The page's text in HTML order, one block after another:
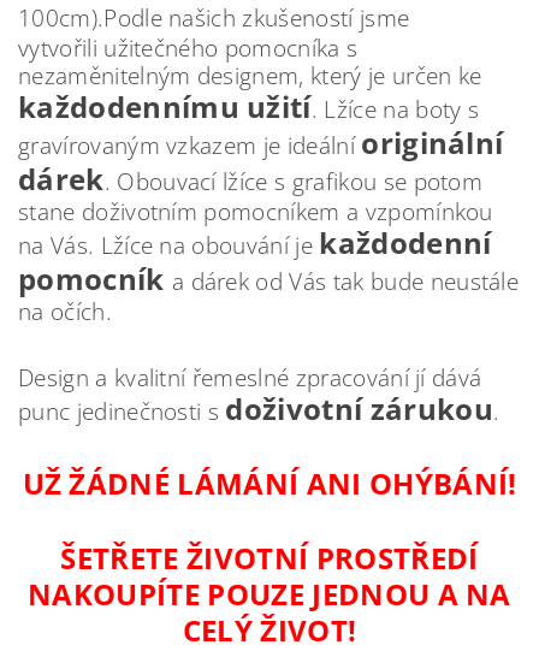
100cm).Podle našich zkušeností jsme
vytvořili užitečného pomocníka s
nezaměnitelným designem, který je určen ke
každodennímu užití. Lžíce na boty s
gravírovaným vzkazem je ideální originální
dárek. Obouvací lžíce s grafikou se potom
stane doživotním pomocníkem a vzpomínkou
na Vás. Lžíce na obouvání je každodenní
pomocník a dárek od Vás tak bude neustále
na očích.
Design a kvalitní řemeslné zpracování jí dává
punc jedinečnosti s doživotní zárukou.
UŽ ŽÁDNÉ LÁMÁNÍ ANI OHÝBÁNÍ!
ŠETŘETE ŽIVOTNÍ PROSTŘEDÍ
NAKOUPÍTE POUZE JEDNOU A NA
CELÝ ŽIVOT!